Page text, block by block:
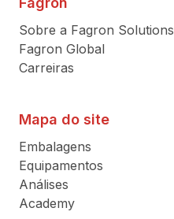
Sobre a Fagron Solutions
Fagron Global
Carreiras
Mapa do site
Embalagens
Equipamentos
Análises
Academy